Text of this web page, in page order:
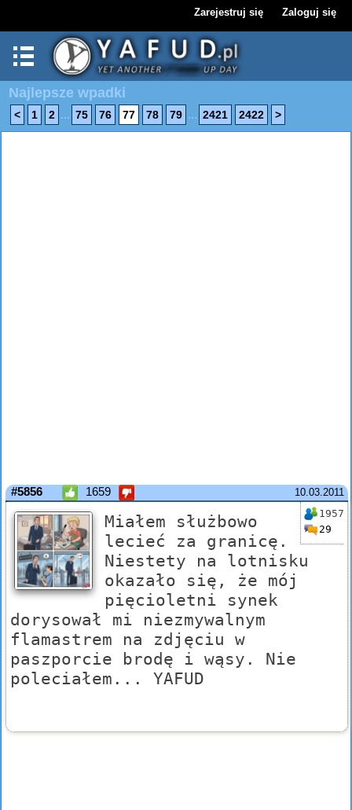
Zarejestruj się Zaloguj się
Najlepsze wpadki
< 1 2 ... 75 76 77 78 79 ... 2421 2422 >
10.03.2011
#5856 1659
1957
29
Miałem służbowo
lecieć za granicę.
Niestety na lotnisku
okazało się, że mój
pięcioletni synek
dorysował mi niezmywalnym
flamastrem na zdjęciu w
paszporcie brodę i wąsy. Nie
poleciałem... YAFUD